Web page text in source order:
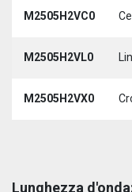
M2505H2VC0
M2505H2VL0
M2505H2VX0
Lunghezza